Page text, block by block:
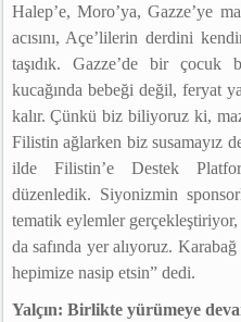
Halep’e, Moro’ya, Gazze’ye
acısını, Açe’lilerin derdini
taşıdık. Gazze’de bir çocuk
kucağında bebeği değil, feryat
kalır. Çünkü biz biliyoruz ki,
Filistin ağlarken biz susamayız
ilde Filistin’e Destek
düzenledik. Siyonizmin
tematik eylemler
da safında yer alıyoruz.
hepimize nasip etsin” dedi.
Yalçın: Birlikte yürümeye